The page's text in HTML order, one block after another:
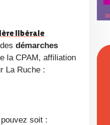
libérale
démarches
la CPAM, affiliation
La Ruche :
soit :